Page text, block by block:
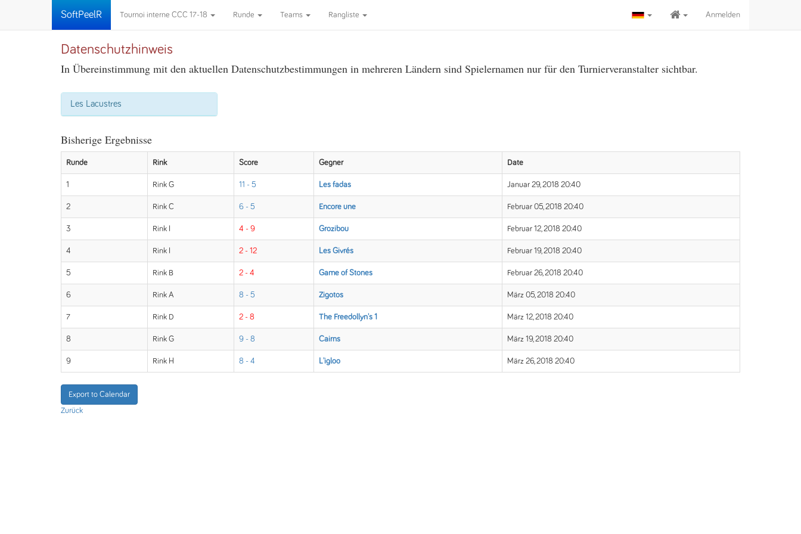
SoftPeelR Tournoi interne CCC 17-18 Runde Teams Rangliste Anmelden
Datenschutzhinweis
In Übereinstimmung mit den aktuellen Datenschutzbestimmungen in mehreren Ländern sind Spielernamen nur für den Turnierveranstalter sichtbar.
Les Lacustres
Bisherige Ergebnisse
Runde Rink Score Gegner Date
1 Rink G 11 - 5 Les fadas Januar 29, 2018 20:40
2 Rink C 6 - 5 Encore une Februar 05, 2018 20:40
3 Rink I 4 - 9 Grozibou Februar 12, 2018 20:40
4 Rink I 2 - 12 Les Givrés Februar 19, 2018 20:40
5 Rink B 2 - 4 Game of Stones Februar 26, 2018 20:40
6 Rink A 8 - 5 Zigotos März 05, 2018 20:40
7 Rink D 2 - 8 The Freedollyn's 1 März 12, 2018 20:40
8 Rink G 9 - 8 Cairns März 19, 2018 20:40
9 Rink H 8 - 4 L'igloo März 26, 2018 20:40
Export to Calendar
Zurück